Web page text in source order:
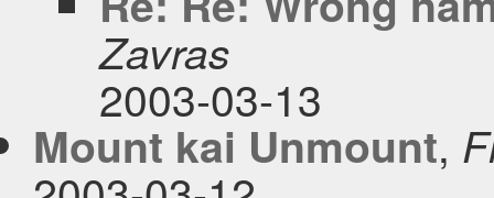
Zavras
2003-03-13
Mount kai Unmount,